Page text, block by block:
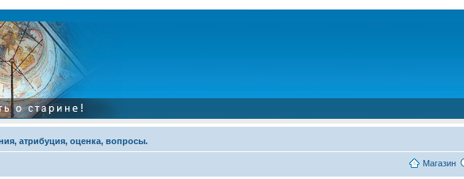
атрибуция, оценка, вопросы.
Магазин